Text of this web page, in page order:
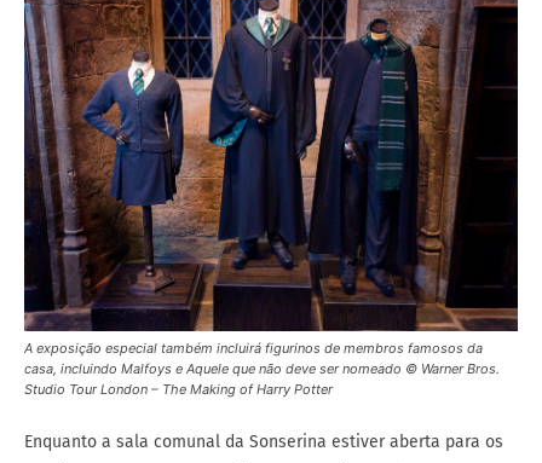
A exposição especial também incluirá figurinos de membros famosos da
casa, incluindo Malfoys e Aquele que não deve ser nomeado © Warner Bros.
Studio Tour London – The Making of Harry Potter
Enquanto a sala comunal da Sonserina estiver aberta para os